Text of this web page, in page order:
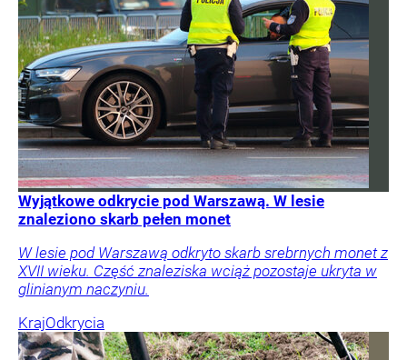
Wyjątkowe odkrycie pod Warszawą. W lesie
znaleziono skarb pełen monet
W lesie pod Warszawą odkryto skarb srebrnych monet z
XVII wieku. Część znaleziska wciąż pozostaje ukryta w
glinianym naczyniu.
KrajOdkrycia